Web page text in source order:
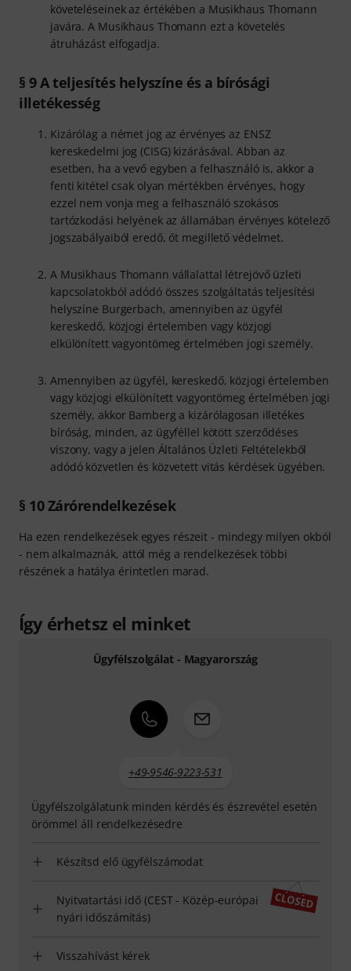
követeléseinek az értékében a Musikhaus Thomann
javára. A Musikhaus Thomann ezt a követelés
átruházást elfogadja.
§ 9 A teljesítés helyszíne és a bírósági
illetékesség
Kizárólag a német jog az érvényes az ENSZ
kereskedelmi jog (CISG) kizárásával. Abban az
esetben, ha a vevő egyben a felhasználó is, akkor a
fenti kitétel csak olyan mértékben érvényes, hogy
ezzel nem vonja meg a felhasználó szokásos
tartózkodási helyének az államában érvényes kötelező
jogszabályaiból eredő, őt megillető védelmet.
A Musikhaus Thomann vállalattal létrejövő üzleti
kapcsolatokból adódó összes szolgáltatás teljesítési
helyszíne Burgerbach, amennyiben az ügyfél
kereskedő, közjogi értelemben vagy közjogi
elkülönített vagyontömeg értelmében jogi személy.
Amennyiben az ügyfél, kereskedő, közjogi értelemben
vagy közjogi elkülönített vagyontömeg értelmében jogi
személy, akkor Bamberg a kizárólagosan illetékes
bíróság, minden, az ügyféllel kötött szerződéses
viszony, vagy a jelen Általános Üzleti Feltételekből
adódó közvetlen és közvetett vitás kérdések ügyében.
§ 10 Zárórendelkezések
Ha ezen rendelkezések egyes részeit - mindegy milyen okból
- nem alkalmaznák, attól még a rendelkezések többi
részének a hatálya érintetlen marad.
Így érhetsz el minket
Ügyfélszolgálat - Magyarország
+49-9546-9223-531
Ügyfélszolgálatunk minden kérdés és észrevétel esetén
örömmel áll rendelkezésedre
Készítsd elő ügyfélszámodat
Nyitvatartási idő (CEST - Közép-európai
nyári időszámítás)
Visszahívást kérek